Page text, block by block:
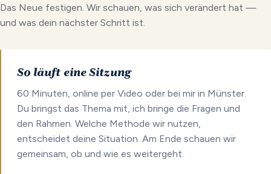
Das Neue festigen. Wir schauen, was sich verändert hat —
und was dein nächster Schritt ist.
So läuft eine Sitzung
60 Minuten, online per Video oder bei mir in Münster.
Du bringst das Thema mit, ich bringe die Fragen und
den Rahmen. Welche Methode wir nutzen,
entscheidet deine Situation. Am Ende schauen wir
gemeinsam, ob und wie es weitergeht.